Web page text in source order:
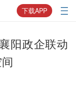
下载APP
阳政企联动